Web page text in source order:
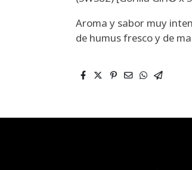
Aroma y sabor muy
de humus fresco y de